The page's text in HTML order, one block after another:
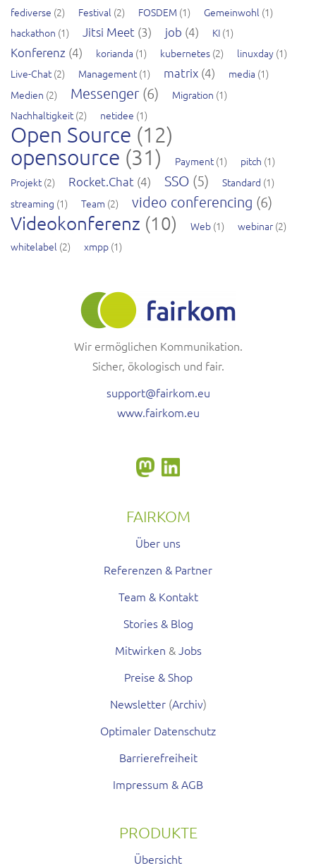
fediverse (2) Festival (2) FOSDEM (1) Gemeinwohl (1)
hackathon (1) Jitsi Meet (3) job (4) KI (1)
Konferenz (4) korianda (1) kubernetes (2) linuxday (1)
Live-Chat (2) Management (1) matrix (4) media (1)
Medien (2) Messenger (6) Migration (1)
Nachhaltigkeit (2) netidee (1)
Open Source (12)
opensource (31) Payment (1) pitch (1)
Projekt (2) Rocket.Chat (4) SSO (5) Standard (1)
streaming (1) Team (2) video conferencing (6)
Videokonferenz (10) Web (1) webinar (2)
whitelabel (2) xmpp (1)
Wir ermöglichen Kommunikation.
Sicher, ökologisch und fair.
support@fairkom.eu
www.fairkom.eu
FAIRKOM
Über uns
Referenzen & Partner
Team & Kontakt
Stories & Blog
Mitwirken &Jobs
Preise & Shop
Newsletter(Archiv)
Optimaler Datenschutz
Barrierefreiheit
Impressum & AGB
PRODUKTE
Übersicht